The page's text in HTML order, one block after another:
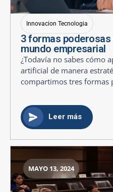
Innovacion Tecnologia
3 formas poderosas
mundo empresarial
¿Todavía no sabes cómo
artificial de manera
compartimos tres formas
Leer más
MAYO 13, 2024